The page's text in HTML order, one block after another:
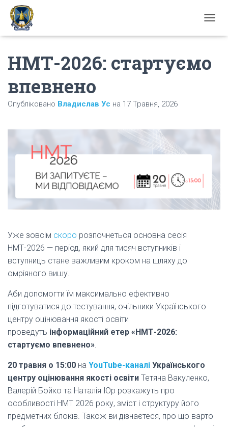
Е
М
Ю
НМТ-2026: стартуємо
впевнено
Опубліковано Владислав Ус на 17 Травня, 2026
Уже зовсім скоро розпочнеться основна сесія
НМТ-2026 — період, який для тисяч вступників і
вступниць стане важливим кроком на шляху до
омріяного вишу.
Аби допомогти їм максимально ефективно
підготуватися до тестування, очільники Українського
центру оцінювання якості освіти
проведуть інформаційний етер «НМТ-2026:
стартуємо впевнено»
20 травня о 15:00 на YouTube-каналі Українського
центру оцінювання якості освіти Тетяна Вакуленко,
Валерій Бойко та Наталія Юр розкажуть про
особливості НМТ 2026 року, зміст і структуру його
предметних блоків. Також ви дізнаєтеся, про що варто